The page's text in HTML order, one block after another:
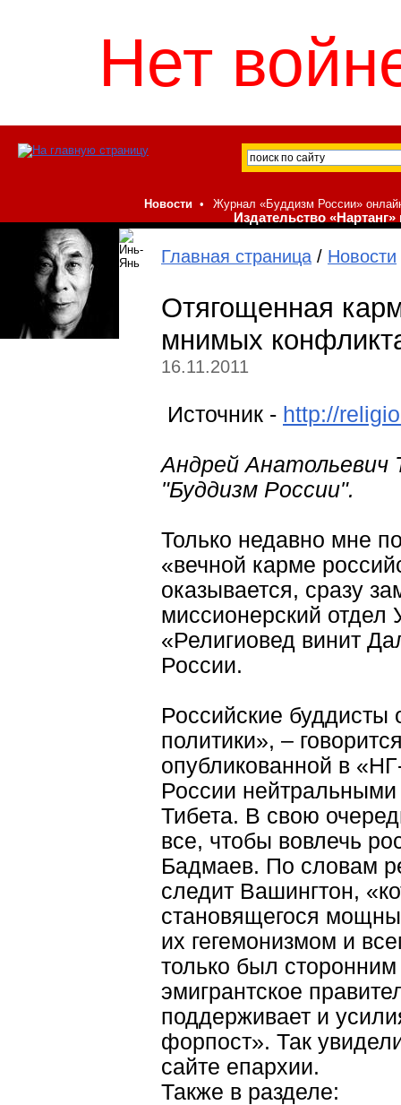
Новости • Журнал «Буддизм России»
Издательство «Нартанг»
Нет
Главная страница / Новости
Отягощенная
мнимых
16.11.2011
Источник - http://
Андрей Анатольевич
"Буддизм России".
Только недавно мне
«вечной карме
оказывается, сразу
миссионерский
«Религиовед винит
России.
Российские
политики», –
опубликованной в
России нейтральными
Тибета. В свою
все, чтобы вовлечь
Бадмаев. По словам
следит Вашингтон,
становящегося
их гегемонизмом и
только был
эмигрантское
поддерживает и
форпост». Так
сайте епархии.
Также в разделе: